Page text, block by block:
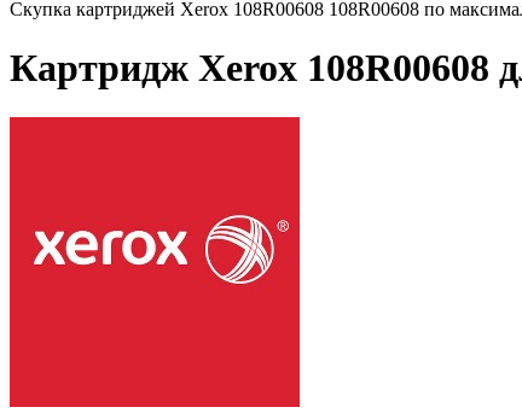
Скупка картриджей Xerox 108R00608 108R00608 по
Картридж Xerox 108R00608